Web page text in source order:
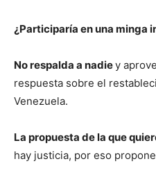
¿Participaría en una minga
No respalda a nadiey
respuesta sobre el
Venezuela.
La propuesta de la que
hay justicia, por eso